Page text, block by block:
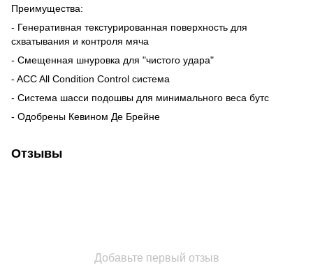
Преимущества:
- Генеративная текстурированная поверхность для
схватывания и контроля мяча
- Смещенная шнуровка для "чистого удара"
- ACC All Condition Control система
- Cистема шасси подошвы для минимального веса бутс
- Одобрены Кевином Де Брейне
Отзывы
Добавьте первый отзыв